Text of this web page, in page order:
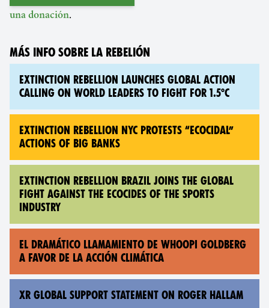
una donación.
MÁS INFO SOBRE LA REBELIÓN
EXTINCTION REBELLION LAUNCHES GLOBAL ACTION
CALLING ON WORLD LEADERS TO FIGHT FOR 1.5°C
EXTINCTION REBELLION NYC PROTESTS “ECOCIDAL”
ACTIONS OF BIG BANKS
EXTINCTION REBELLION BRAZIL JOINS THE GLOBAL
FIGHT AGAINST THE ECOCIDES OF THE SPORTS
INDUSTRY
EL DRAMÁTICO LLAMAMIENTO DE WHOOPI GOLDBERG
A FAVOR DE LA ACCIÓN CLIMÁTICA
XR GLOBAL SUPPORT STATEMENT ON ROGER HALLAM